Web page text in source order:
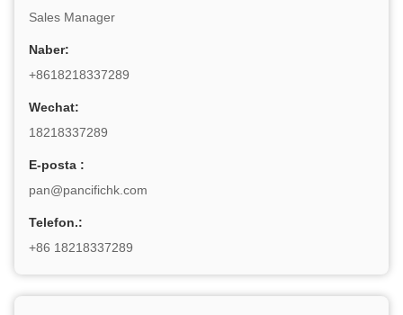
Sales Manager
Naber:
+8618218337289
Wechat:
18218337289
E-posta :
pan@pancifichk.com
Telefon.:
+86 18218337289